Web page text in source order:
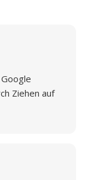
Ziehen auf